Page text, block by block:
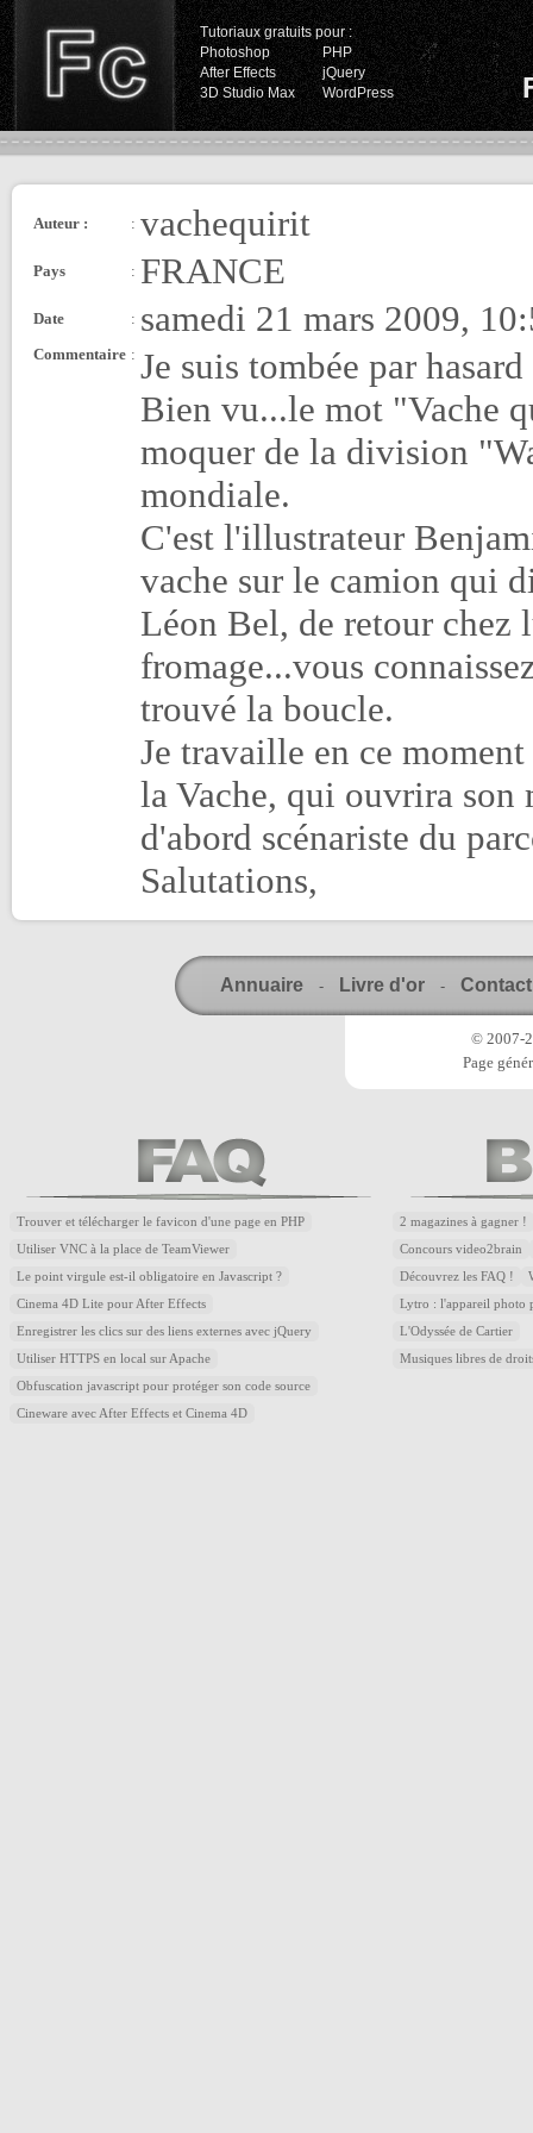
Tutoriaux gratuits pour :
Photoshop
PHP
After Effects
jQuery
3D Studio Max
WordPress
Auteur : : vachequirit
Pays : FRANCE
Date : samedi 21 mars 2009,
Commentaire : Je suis tombée par
Bien vu...le mot "Vache
moquer de la division
mondiale.
C'est l'illustrateur
vache sur le camion qui
Léon Bel, de retour chez
fromage...vous
trouvé la boucle.
Je travaille en ce
la Vache, qui ouvrira son
d'abord scénariste du
Salutations,
Annuaire - Livre d'or - Contact
© 2007-
Page
Trouver et télécharger le favicon d'une page en PHP
Utiliser VNC à la place de TeamViewer
Le point virgule est-il obligatoire en Javascript ?
Cinema 4D Lite pour After Effects
Enregistrer les clics sur des liens externes avec jQuery
Utiliser HTTPS en local sur Apache
Obfuscation javascript pour protéger son code source
Cineware avec After Effects et Cinema 4D
2 magazines à gagner !
Concours video2brain
Découvrez les FAQ !
Lytro : l'appareil photo
L'Odyssée de Cartier
Musiques libres de